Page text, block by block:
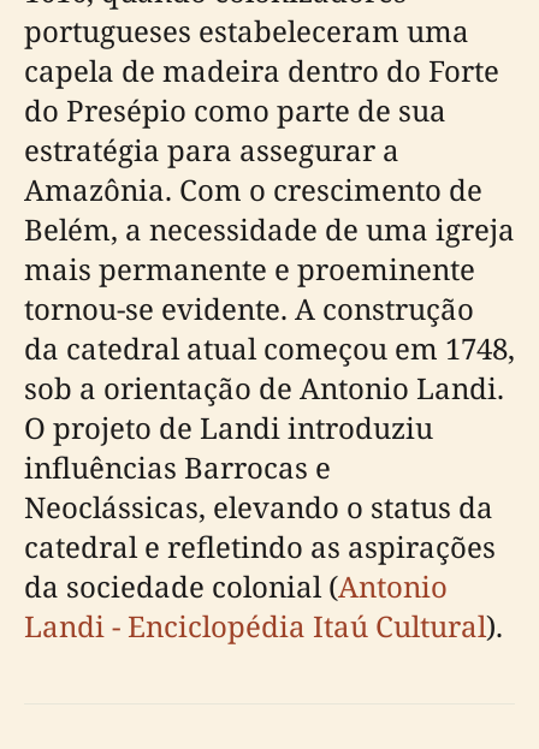
portugueses estabeleceram uma
capela de madeira dentro do Forte
do Presépio como parte de sua
estratégia para assegurar a
Amazônia. Com o crescimento de
Belém, a necessidade de uma igreja
mais permanente e proeminente
tornou-se evidente. A construção
da catedral atual começou em 1748,
sob a orientação de Antonio Landi.
O projeto de Landi introduziu
influências Barrocas e
Neoclássicas, elevando o status da
catedral e refletindo as aspirações
da sociedade colonial (Antonio
Landi - Enciclopédia Itaú Cultural).